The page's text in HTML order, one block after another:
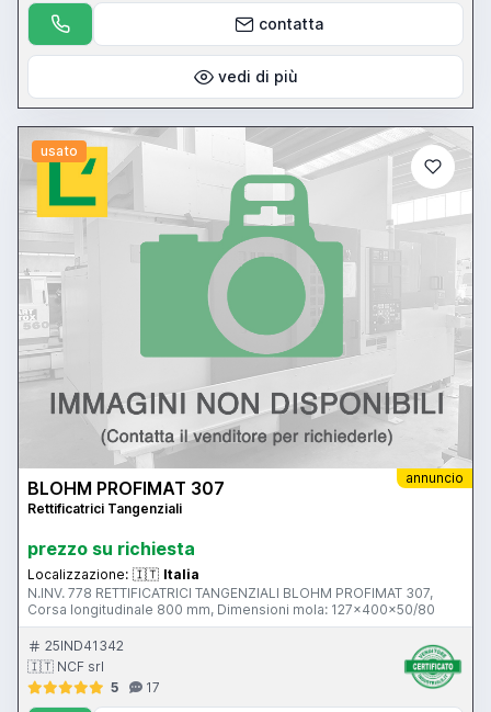
contatta
vedi di più
usato
annuncio
BLOHM PROFIMAT 307
Rettificatrici Tangenziali
prezzo su richiesta
Localizzazione: 🇮🇹 Italia
N.INV. 778 RETTIFICATRICI TANGENZIALI BLOHM PROFIMAT 307,
Corsa longitudinale 800 mm, Dimensioni mola: 127x400x50/80
25IND41342
🇮🇹 NCF srl
5
17